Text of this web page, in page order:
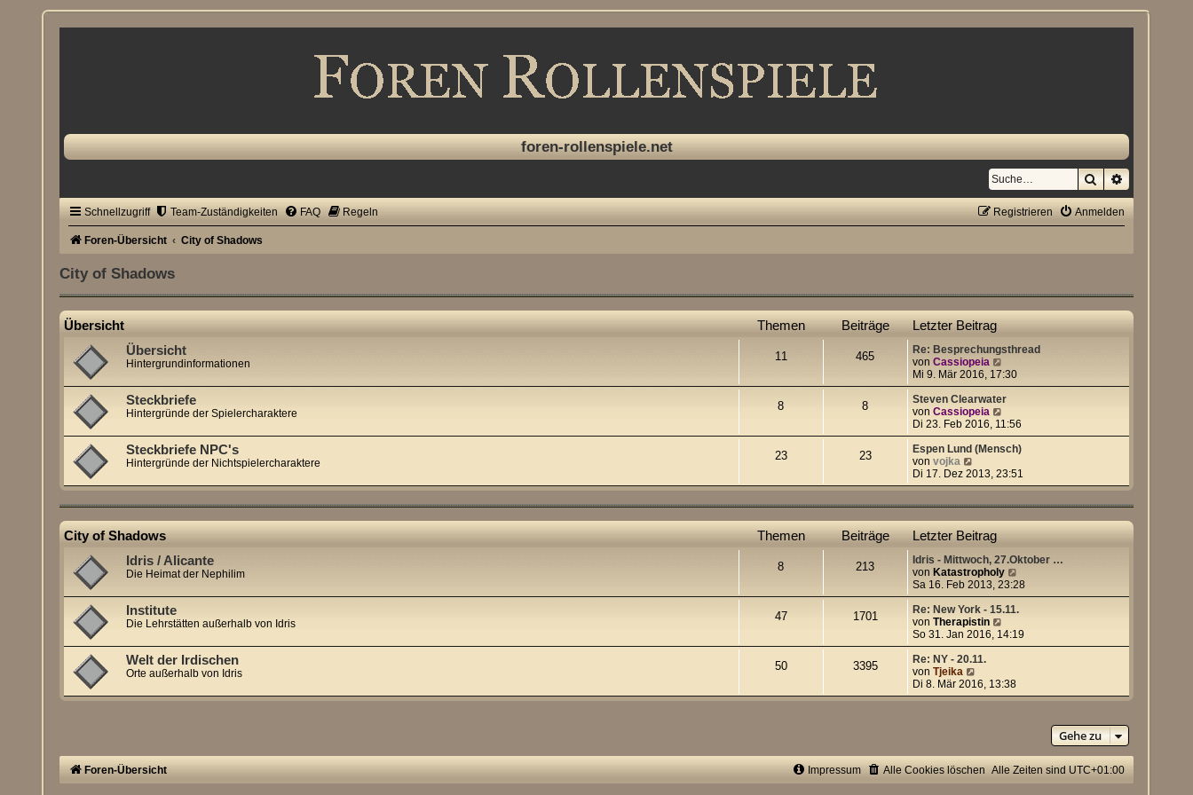
foren-rollenspiele.net
SucheErweiterte
Schnellzugriff Team-Zuständigkeiten FAQ Regeln Anmelden
Registrieren
Foren-Übersicht City of Shadows
City of Shadows
Übersicht Themen Beiträge Letzter Beitrag
Übersicht
Hintergrundinformationen
11 465
Re: Besprechungsthread
von Cassiopeia
e
u
e
t
e
r
e
i
r
a
Mi 9. Mär 2016, 17:30
Steckbriefe
Hintergründe der Spielercharaktere
8 8
Steven Clearwater
von Cassiopeia
e
u
e
t
e
B
e
r
a
g
Di 23. Feb 2016, 11:56
Steckbriefe NPC's
Hintergründe der Nichtspielercharaktere
23 23
Espen Lund (Mensch)
von vojka
e
u
s
t
e
B
e
i
t
r
a
g
Di 17. Dez 2013, 23:51
City of Shadows Themen Beiträge Letzter Beitrag
Idris / Alicante
Die Heimat der Nephilim
8 213
Idris - Mittwoch, 27.Oktober …
von Katastropholy
e
u
e
t
e
i
Sa 16. Feb 2013, 23:28
Institute
Die Lehrstätten außerhalb von Idris
47 1701
Re: New York - 15.11.
von Therapistin
e
u
t
e
t
r
a
So 31. Jan 2016, 14:19
Welt der Irdischen
Orte außerhalb von Idris
50 3395
Re: NY - 20.11.
von Tjeika
e
u
r
B
e
Di 8. Mär 2016, 13:38
Gehe zu
Foren-Übersicht Alle Zeiten sind UTC+01:00
Alle Cookies löschen
Impressum